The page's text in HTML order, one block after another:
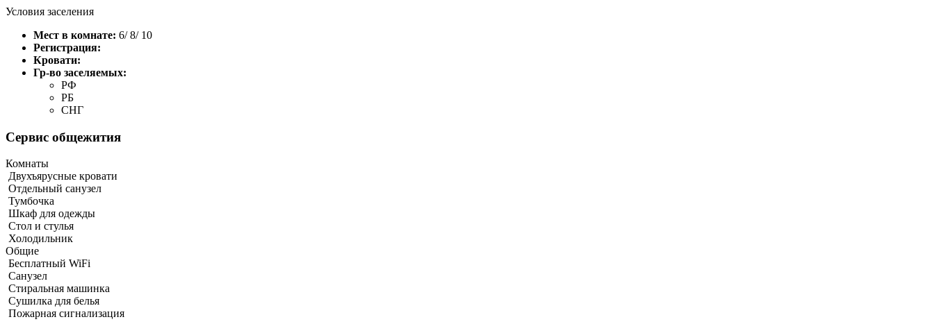
Условия заселения
Мест в комнате: 6/ 8/ 10
Регистрация:
Кровати:
Гр-во заселяемых:
РФ
РБ
СНГ
Сервис общежития
Комнаты
Двухъярусные кровати
Отдельный санузел
Тумбочка
Шкаф для одежды
Стол и стулья
Холодильник
Общие
Бесплатный WiFi
Санузел
Стиральная машинка
Сушилка для белья
Пожарная сигнализация